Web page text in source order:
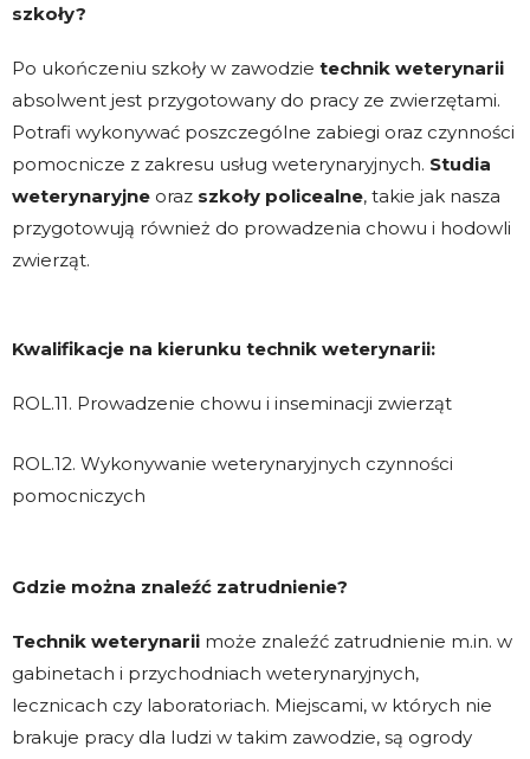
szkoły?
Po ukończeniu szkoły w zawodzie technik weterynarii
absolwent jest przygotowany do pracy ze zwierzętami.
Potrafi wykonywać poszczególne zabiegi oraz czynności
pomocnicze z zakresu usług weterynaryjnych. Studia
weterynaryjne oraz szkoły policealne, takie jak nasza
przygotowują również do prowadzenia chowu i hodowli
zwierząt.
Kwalifikacje na kierunku technik weterynarii:
ROL.11. Prowadzenie chowu i inseminacji zwierząt
ROL.12. Wykonywanie weterynaryjnych czynności
pomocniczych
Gdzie można znaleźć zatrudnienie?
Technik weterynarii może znaleźć zatrudnienie m.in. w
gabinetach i przychodniach weterynaryjnych,
lecznicach czy laboratoriach. Miejscami, w których nie
brakuje pracy dla ludzi w takim zawodzie, są ogrody